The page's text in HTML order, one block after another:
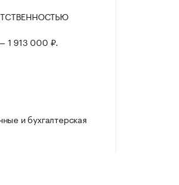
1 913 000 ₽.
и бухгалтерская